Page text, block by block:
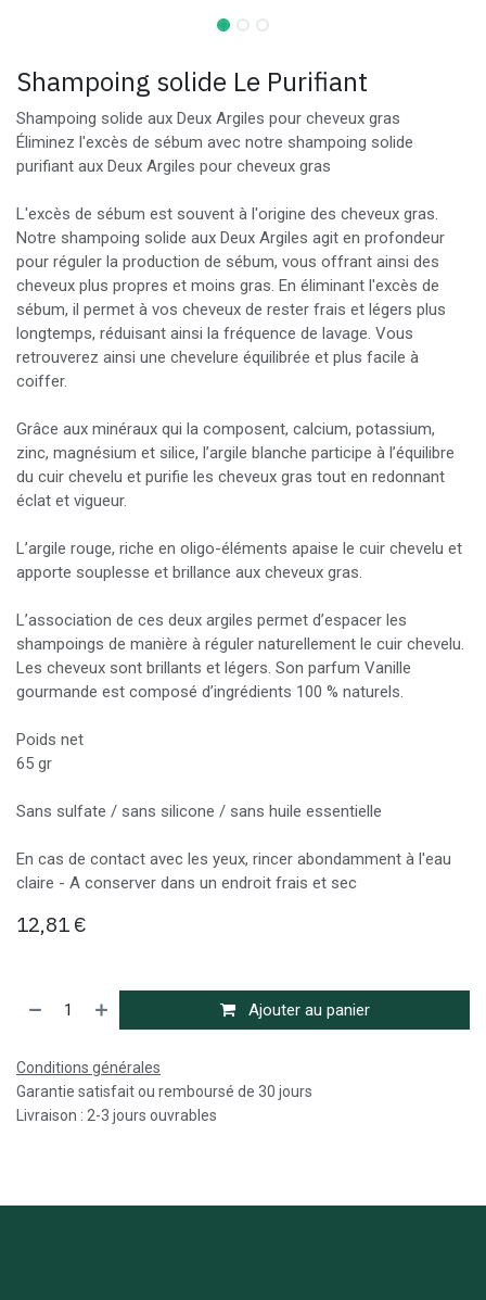
Shampoing solide Le Purifiant
Shampoing solide aux Deux Argiles pour cheveux gras
Éliminez l'excès de sébum avec notre shampoing solide
purifiant aux Deux Argiles pour cheveux gras
L'excès de sébum est souvent à l'origine des cheveux gras.
Notre shampoing solide aux Deux Argiles agit en profondeur
pour réguler la production de sébum, vous offrant ainsi des
cheveux plus propres et moins gras. En éliminant l'excès de
sébum, il permet à vos cheveux de rester frais et légers plus
longtemps, réduisant ainsi la fréquence de lavage. Vous
retrouverez ainsi une chevelure équilibrée et plus facile à
coiffer.
Grâce aux minéraux qui la composent, calcium, potassium,
zinc, magnésium et silice, l’argile blanche participe à l’équilibre
du cuir chevelu et purifie les cheveux gras tout en redonnant
éclat et vigueur.
L’argile rouge, riche en oligo-éléments apaise le cuir chevelu et
apporte souplesse et brillance aux cheveux gras.
L’association de ces deux argiles permet d’espacer les
shampoings de manière à réguler naturellement le cuir chevelu.
Les cheveux sont brillants et légers. Son parfum Vanille
gourmande est composé d’ingrédients 100 % naturels.
Poids net
65 gr
Sans sulfate / sans silicone / sans huile essentielle
En cas de contact avec les yeux, rincer abondamment à l'eau
claire - A conserver dans un endroit frais et sec
12,81 €
Ajouter au panier
Conditions générales
Garantie satisfait ou remboursé de 30 jours
Livraison : 2-3 jours ouvrables